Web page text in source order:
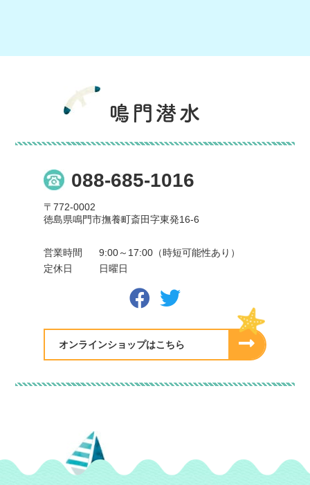
088-685-1016
〒772-0002
徳島県鳴門市撫養町斎田字東発16-6
営業時間
9:00～17:00（時短可能性あり）
定休日
日曜日
オンラインショップはこちら